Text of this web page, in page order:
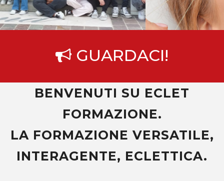
GUARDACI!
BENVENUTI SU ECLET
FORMAZIONE.
LA FORMAZIONE VERSATILE,
INTERAGENTE, ECLETTICA.